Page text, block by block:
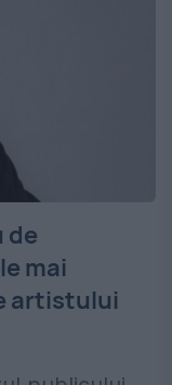
de
mai
artistului